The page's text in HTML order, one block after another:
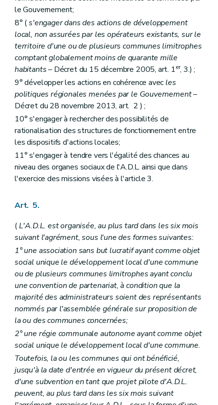
le Gouvernement;
8° (s'engager dans des actions de développement
local, non assurées par les opérateurs existants, sur le
territoire d'une ou de plusieurs communes limitrophes
comptant globalement moins de quarante mille
habitants– Décret du 15 décembre 2005, art. 1er, 3.) ;
9° développer les actions en cohérence avec les
politiques régionales menées par le Gouvernement–
Décret du 28 novembre 2013, art. 2 ) ;
10° s'engager à rechercher des possibilités de
rationalisation des structures de fonctionnement entre
les dispositifs d'actions locales;
11° s'engager à tendre vers l'égalité des chances au
niveau des organes sociaux de l'A.D.L. ainsi que dans
l'exercice des missions visées à l'article 3.
Art. 5.
(L'A.D.L. est organisée, au plus tard dans les six mois
suivant l'agrément, sous l'une des formes suivantes:
1° une association sans but lucratif ayant comme objet
social unique le développement local d'une commune
ou de plusieurs communes limitrophes ayant conclu
une convention de partenariat, à condition que la
majorité des administrateurs soient des représentants
nommés par l'assemblée générale sur proposition de
la ou des communes concernées;
2° une régie communale autonome ayant comme objet
social unique le développement local d'une commune.
Toutefois, la ou les communes qui ont bénéficié,
jusqu'à la date d'entrée en vigueur du présent décret,
d'une subvention en tant que projet pilote d'A.D.L.
peuvent, au plus tard dans les six mois suivant